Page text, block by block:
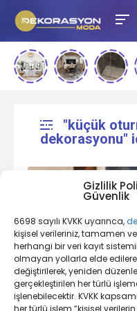
Gizlilik
Güvenlik
6698 sayılı KVKK uyarınca,
kişisel verileriniz, tamamen
herhangi bir veri kayıt
olmayan yollarla elde
değiştirilerek, yeniden
gerçekleştirilen her türlü
işlenebilecektir. KVKK
her türlü işlem “kişisel
"küçük
dekorasyonu"
Oda